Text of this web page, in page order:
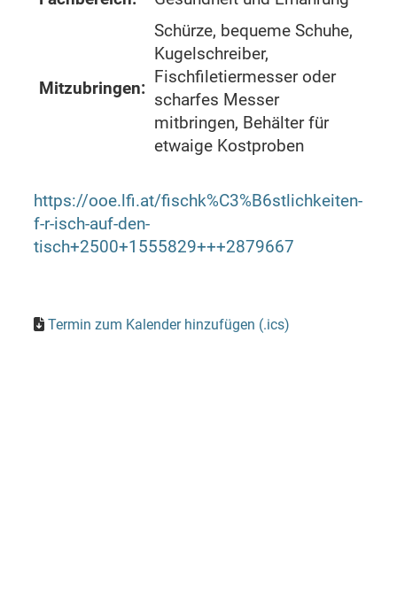
Mitzubringen:
Schürze, bequeme Schuhe,
Kugelschreiber,
Fischfiletiermesser oder
scharfes Messer
mitbringen, Behälter für
etwaige Kostproben
https://ooe.lfi.at/fischk%C3%B6stlichkeiten-
f-r-isch-auf-den-
tisch+2500+1555829+++2879667
Termin zum Kalender hinzufügen (.ics)